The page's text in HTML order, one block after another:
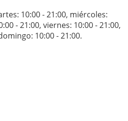
10:00 - 21:00, miércoles:
- 21:00, viernes: 10:00 - 21:00,
10:00 - 21:00.